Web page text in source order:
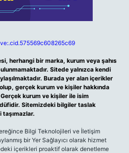
herhangi bir marka, kurum veya şahıs
Sitede yalnızca kendi
Burada yer alan içerikler
gerçek kurum ve kişiler hakkında
kurum ve kişiler ile isim
Sitemizdeki bilgiler taslak
Bilgi Teknolojileri ve İletişim
bir Yer Sağlayıcı olarak hizmet
içerikleri proaktif olarak denetleme